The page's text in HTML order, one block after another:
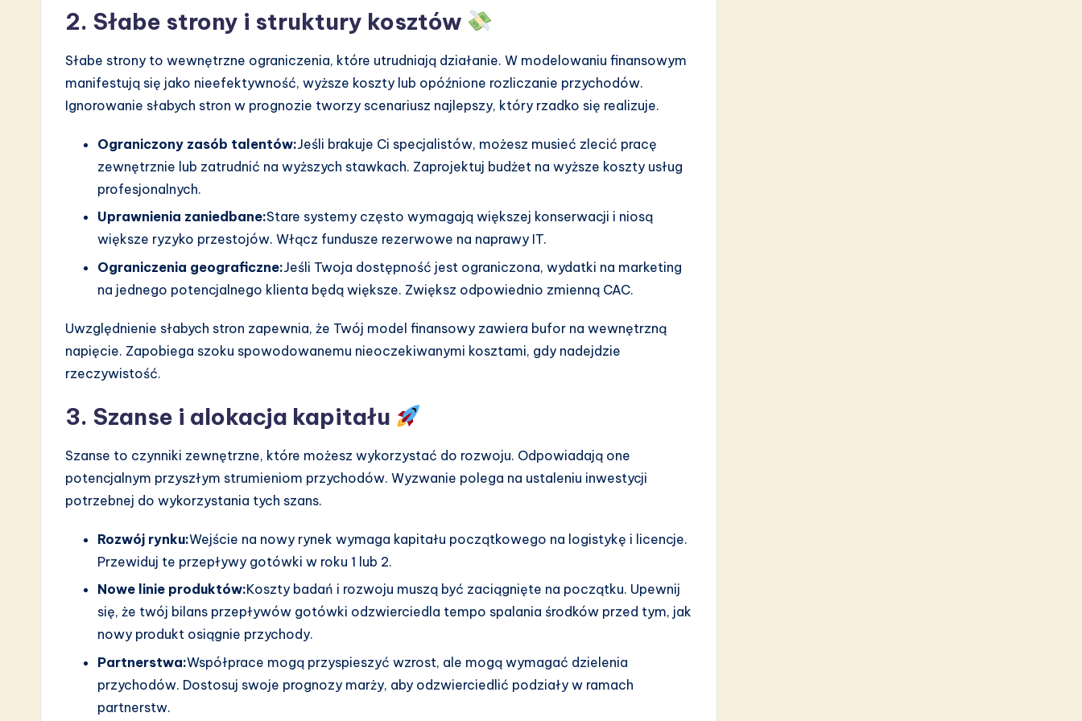
2. Słabe strony i struktury kosztów
Słabe strony to wewnętrzne ograniczenia, które utrudniają działanie. W modelowaniu finansowym
manifestują się jako nieefektywność, wyższe koszty lub opóźnione rozliczanie przychodów.
Ignorowanie słabych stron w prognozie tworzy scenariusz najlepszy, który rzadko się realizuje.
Ograniczony zasób talentów:Jeśli brakuje Ci specjalistów, możesz musieć zlecić pracę
zewnętrznie lub zatrudnić na wyższych stawkach. Zaprojektuj budżet na wyższe koszty usług
profesjonalnych.
Uprawnienia zaniedbane:Stare systemy często wymagają większej konserwacji i niosą
większe ryzyko przestojów. Włącz fundusze rezerwowe na naprawy IT.
Ograniczenia geograficzne:Jeśli Twoja dostępność jest ograniczona, wydatki na marketing
na jednego potencjalnego klienta będą większe. Zwiększ odpowiednio zmienną CAC.
Uwzględnienie słabych stron zapewnia, że Twój model finansowy zawiera bufor na wewnętrzną
napięcie. Zapobiega szoku spowodowanemu nieoczekiwanymi kosztami, gdy nadejdzie
rzeczywistość.
3. Szanse i alokacja kapitału
Szanse to czynniki zewnętrzne, które możesz wykorzystać do rozwoju. Odpowiadają one
potencjalnym przyszłym strumieniom przychodów. Wyzwanie polega na ustaleniu inwestycji
potrzebnej do wykorzystania tych szans.
Rozwój rynku:Wejście na nowy rynek wymaga kapitału początkowego na logistykę i licencje.
Przewiduj te przepływy gotówki w roku 1 lub 2.
Nowe linie produktów:Koszty badań i rozwoju muszą być zaciągnięte na początku. Upewnij
się, że twój bilans przepływów gotówki odzwierciedla tempo spalania środków przed tym, jak
nowy produkt osiągnie przychody.
Partnerstwa:Współprace mogą przyspieszyć wzrost, ale mogą wymagać dzielenia
przychodów. Dostosuj swoje prognozy marży, aby odzwierciedlić podziały w ramach
partnerstw.